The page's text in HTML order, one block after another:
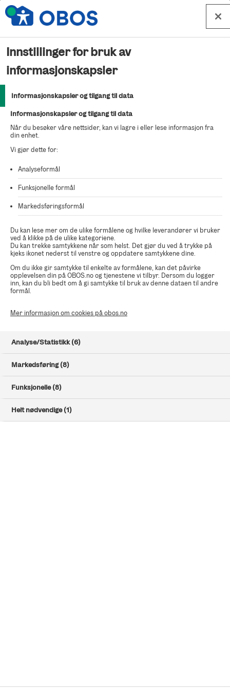
Hopp til innhold
Kjøp bolig 1029 – Ulvenplassen
salgstrinn 1
Viktig å huske før du starter
utfyllingen:
Prospekt og vilkår
Gjør deg kjent med prospektet og vilkårene for boligkjøpet
ditt.
(PDF) eller kontaktinformasjon til banken.
BankID
Du signerer avtalen med BankID. Hvis du ikke har norsk
958 23 558
Innstillinger for bruk av
informasjonskapsler
Informasjonskapsler og tilgang til data
Informasjonskapsler og tilgang til data
Når du besøker våre nettsider, kan vi lagre i eller lese informasjon fra
din enhet.
Vi gjør dette for:
Analyseformål
Funksjonelle formål
Markedsføringsformål
Du kan lese mer om de ulike formålene og hvilke leverandører vi bruker
ved å klikke på de ulike kategoriene.
Du kan trekke samtykkene når som helst. Det gjør du ved å trykke på
kjeks ikonet nederst til venstre og oppdatere samtykkene dine.
Om du ikke gir samtykke til enkelte av formålene, kan det påvirke
opplevelsen din på OBOS.no og tjenestene vi tilbyr. Dersom du logger
inn, kan du bli bedt om å gi samtykke til bruk av denne dataen til andre
formål.
Mer informasjon om cookies på obos.no
Analyse/Statistikk (6)
Markedsføring (8)
Funksjonelle (8)
Helt nødvendige (1)